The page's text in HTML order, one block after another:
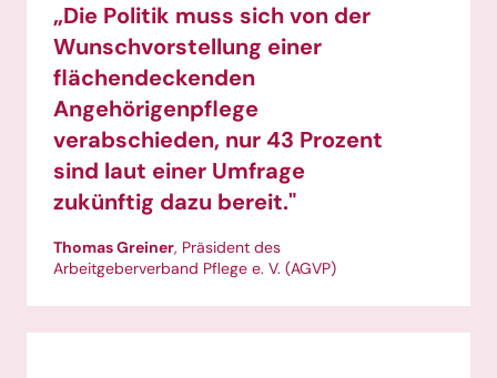
„Die Politik muss sich von der
Wunschvorstellung einer
flächendeckenden
Angehörigenpflege
verabschieden, nur 43 Prozent
sind laut einer Umfrage
zukünftig dazu bereit."
Thomas Greiner, Präsident des
Arbeitgeberverband Pflege e. V. (AGVP)